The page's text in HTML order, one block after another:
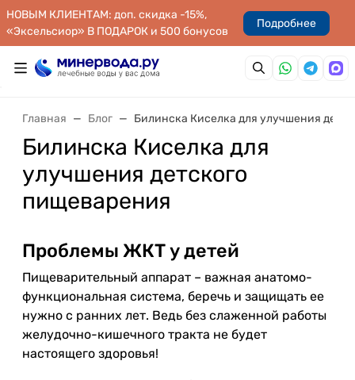
НОВЫМ КЛИЕНТАМ: доп. скидка -15%,
«Эксельсиор» В ПОДАРОК и 500 бонусов
Подробнее
Главная Блог Билинска Киселка для улучшения
Билинска Киселка для
улучшения детского
пищеварения
Проблемы ЖКТ у детей
Пищеварительный аппарат – важная анатомо-
функциональная система, беречь и защищать ее
нужно с ранних лет. Ведь без слаженной работы
желудочно-кишечного тракта не будет
настоящего здоровья!